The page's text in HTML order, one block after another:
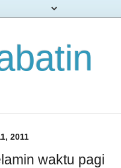
2011
waktu pagi